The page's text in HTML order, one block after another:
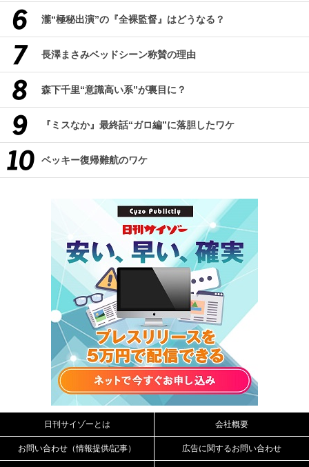
瀧“極秘出演”の『全裸監督』はどうなる？
長澤まさみベッドシーン称賛の理由
森下千里“意識高い系”が裏目に？
『ミスなか』最終話“ガロ編”に落胆したワケ
ベッキー復帰難航のワケ
日刊サイゾーとは 会社概要
お問い合わせ（情報提供/記事） 広告に関するお問い合わせ